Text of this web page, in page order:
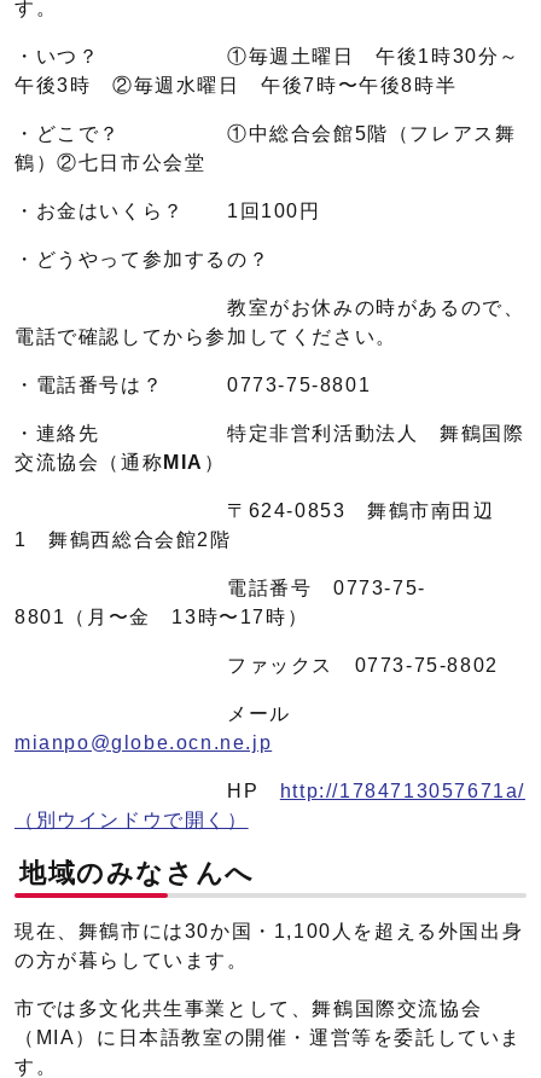
す。
・いつ？ ①毎週土曜日 午後1時30分～
午後3時 ②毎週水曜日 午後7時〜午後8時半
・どこで？ ①中総合会館5階（フレアス舞
鶴）②七日市公会堂
・お金はいくら？ 1回100円
・どうやって参加するの？
教室がお休みの時があるので、
電話で確認してから参加してください。
・電話番号は？ 0773-75-8801
・連絡先 特定非営利活動法人 舞鶴国際
交流協会（通称 MIA ）
〒624-0853 舞鶴市南田辺
1 舞鶴西総合会館2階
電話番号 0773-75-
8801（月〜金 13時〜17時）
ファックス 0773-75-8802
メール
mianpo@globe.ocn.ne.jp
HP
http://1784713057671a/
（別ウインドウで開く）
地域のみなさんへ
現在、舞鶴市には30か国・1,100人を超える外国出身
の方が暮らしています。
市では多文化共生事業として、舞鶴国際交流協会
（MIA）に日本語教室の開催・運営等を委託していま
す。